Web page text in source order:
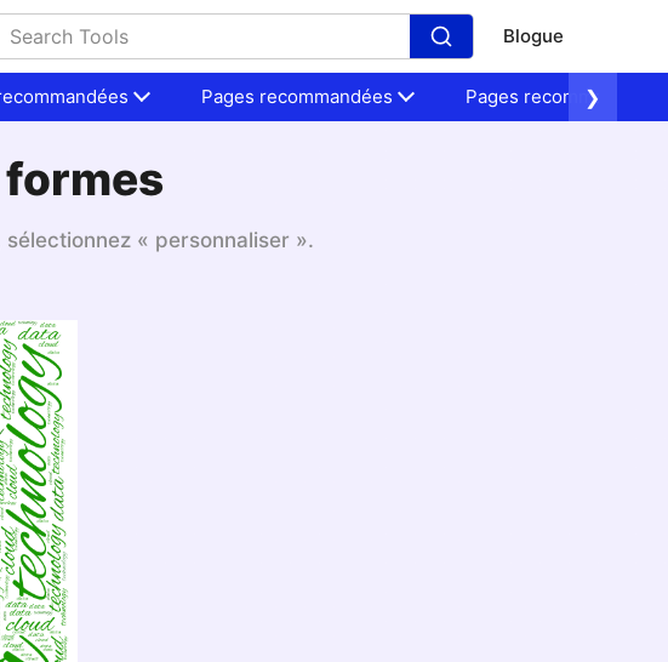
Blogue
Pages recommandées Pages recommandées
❯
« personnaliser ».